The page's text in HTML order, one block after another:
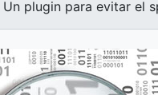
Un plugin para evitar el